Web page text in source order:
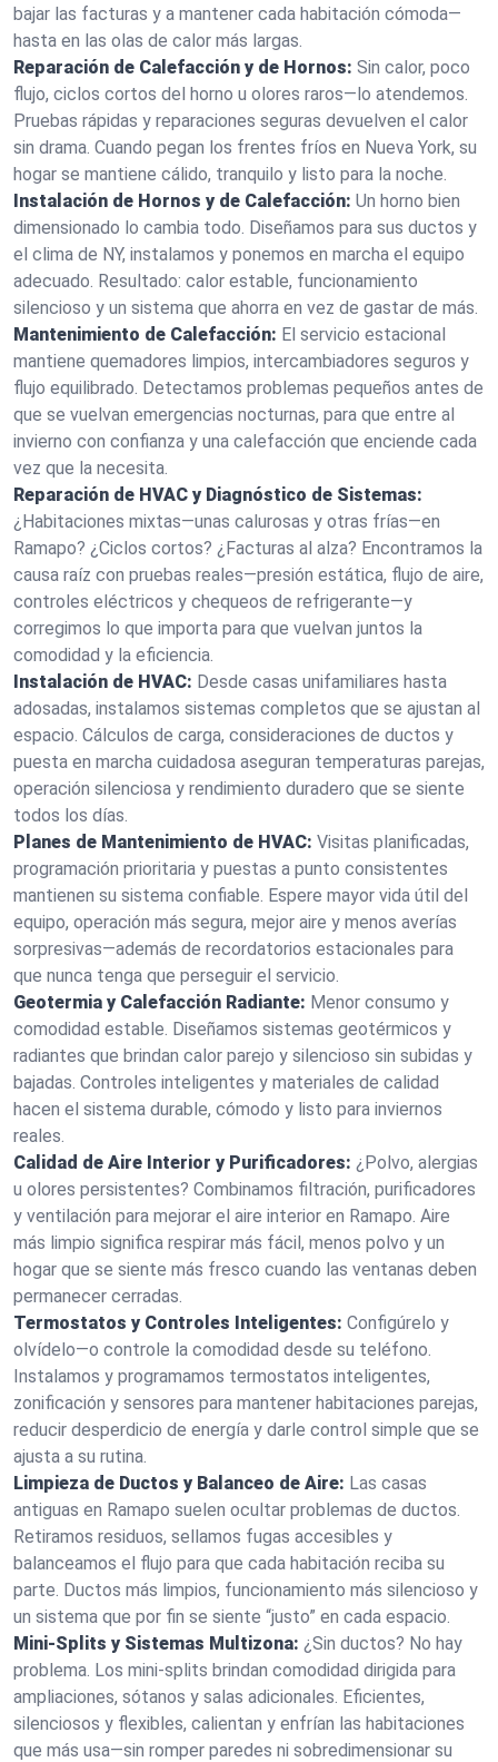
bajar las facturas y a mantener cada habitación cómoda—
hasta en las olas de calor más largas.
Reparación de Calefacción y de Hornos: Sin calor, poco
flujo, ciclos cortos del horno u olores raros—lo atendemos.
Pruebas rápidas y reparaciones seguras devuelven el calor
sin drama. Cuando pegan los frentes fríos en Nueva York, su
hogar se mantiene cálido, tranquilo y listo para la noche.
Instalación de Hornos y de Calefacción: Un horno bien
dimensionado lo cambia todo. Diseñamos para sus ductos y
el clima de NY, instalamos y ponemos en marcha el equipo
adecuado. Resultado: calor estable, funcionamiento
silencioso y un sistema que ahorra en vez de gastar de más.
Mantenimiento de Calefacción: El servicio estacional
mantiene quemadores limpios, intercambiadores seguros y
flujo equilibrado. Detectamos problemas pequeños antes de
que se vuelvan emergencias nocturnas, para que entre al
invierno con confianza y una calefacción que enciende cada
vez que la necesita.
Reparación de HVAC y Diagnóstico de Sistemas:
¿Habitaciones mixtas—unas calurosas y otras frías—en
Ramapo? ¿Ciclos cortos? ¿Facturas al alza? Encontramos la
causa raíz con pruebas reales—presión estática, flujo de aire,
controles eléctricos y chequeos de refrigerante—y
corregimos lo que importa para que vuelvan juntos la
comodidad y la eficiencia.
Instalación de HVAC: Desde casas unifamiliares hasta
adosadas, instalamos sistemas completos que se ajustan al
espacio. Cálculos de carga, consideraciones de ductos y
puesta en marcha cuidadosa aseguran temperaturas parejas,
operación silenciosa y rendimiento duradero que se siente
todos los días.
Planes de Mantenimiento de HVAC: Visitas planificadas,
programación prioritaria y puestas a punto consistentes
mantienen su sistema confiable. Espere mayor vida útil del
equipo, operación más segura, mejor aire y menos averías
sorpresivas—además de recordatorios estacionales para
que nunca tenga que perseguir el servicio.
Geotermia y Calefacción Radiante: Menor consumo y
comodidad estable. Diseñamos sistemas geotérmicos y
radiantes que brindan calor parejo y silencioso sin subidas y
bajadas. Controles inteligentes y materiales de calidad
hacen el sistema durable, cómodo y listo para inviernos
reales.
Calidad de Aire Interior y Purificadores: ¿Polvo, alergias
u olores persistentes? Combinamos filtración, purificadores
y ventilación para mejorar el aire interior en Ramapo. Aire
más limpio significa respirar más fácil, menos polvo y un
hogar que se siente más fresco cuando las ventanas deben
permanecer cerradas.
Termostatos y Controles Inteligentes: Configúrelo y
olvídelo—o controle la comodidad desde su teléfono.
Instalamos y programamos termostatos inteligentes,
zonificación y sensores para mantener habitaciones parejas,
reducir desperdicio de energía y darle control simple que se
ajusta a su rutina.
Limpieza de Ductos y Balanceo de Aire: Las casas
antiguas en Ramapo suelen ocultar problemas de ductos.
Retiramos residuos, sellamos fugas accesibles y
balanceamos el flujo para que cada habitación reciba su
parte. Ductos más limpios, funcionamiento más silencioso y
un sistema que por fin se siente “justo” en cada espacio.
Mini‑Splits y Sistemas Multizona: ¿Sin ductos? No hay
problema. Los mini‑splits brindan comodidad dirigida para
ampliaciones, sótanos y salas adicionales. Eficientes,
silenciosos y flexibles, calientan y enfrían las habitaciones
que más usa—sin romper paredes ni sobredimensionar su